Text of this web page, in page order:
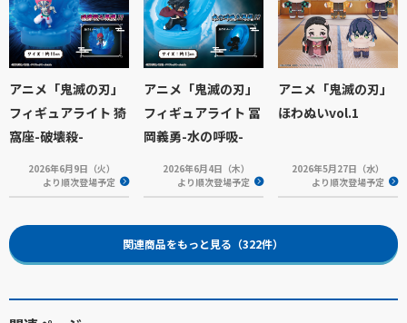
アニメ「鬼滅の刃」
フィギュアライト 猗
窩座-破壊殺-
2026年6月9日（火）
より順次登場予定
アニメ「鬼滅の刃」
フィギュアライト 冨
岡義勇-水の呼吸-
2026年6月4日（木）
より順次登場予定
アニメ「鬼滅の刃」
ほわぬいvol.1
2026年5月27日（水）
より順次登場予定
関連商品をもっと見る（322件）